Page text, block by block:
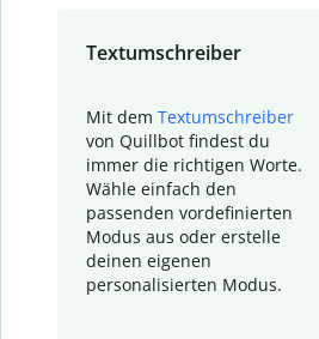
Textumschreiber
Mit dem Textumschreiber
von Quillbot findest du
immer die richtigen Worte.
Wähle einfach den
passenden vordefinierten
Modus aus oder erstelle
deinen eigenen
personalisierten Modus.